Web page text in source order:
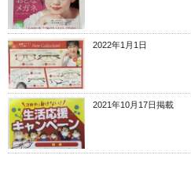
2022年1月1日
2021年10月17日掲載